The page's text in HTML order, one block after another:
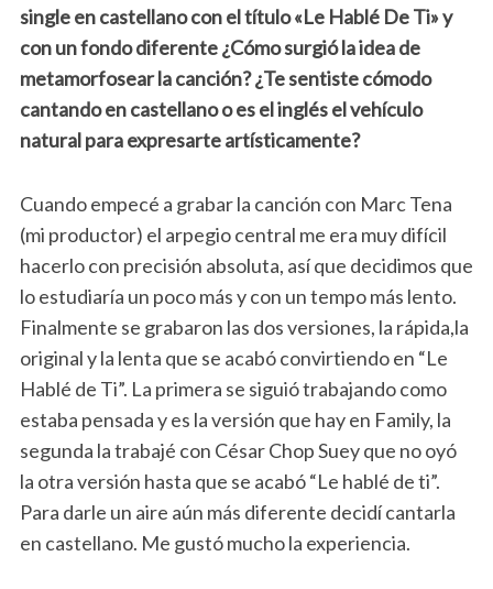
single en castellano con el título «Le Hablé De Ti» y
con un fondo diferente ¿Cómo surgió la idea de
metamorfosear la canción? ¿Te sentiste cómodo
cantando en castellano o es el inglés el vehículo
natural para expresarte artísticamente?
Cuando empecé a grabar la canción con Marc Tena
(mi productor) el arpegio central me era muy difícil
hacerlo con precisión absoluta, así que decidimos que
lo estudiaría un poco más y con un tempo más lento.
Finalmente se grabaron las dos versiones, la rápida,la
original y la lenta que se acabó convirtiendo en “Le
Hablé de Ti”. La primera se siguió trabajando como
estaba pensada y es la versión que hay en Family, la
segunda la trabajé con César Chop Suey que no oyó
la otra versión hasta que se acabó “Le hablé de ti”.
Para darle un aire aún más diferente decidí cantarla
en castellano. Me gustó mucho la experiencia.